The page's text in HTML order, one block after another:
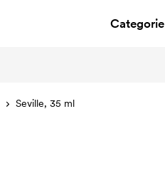
Categorie
Seville, 35 ml